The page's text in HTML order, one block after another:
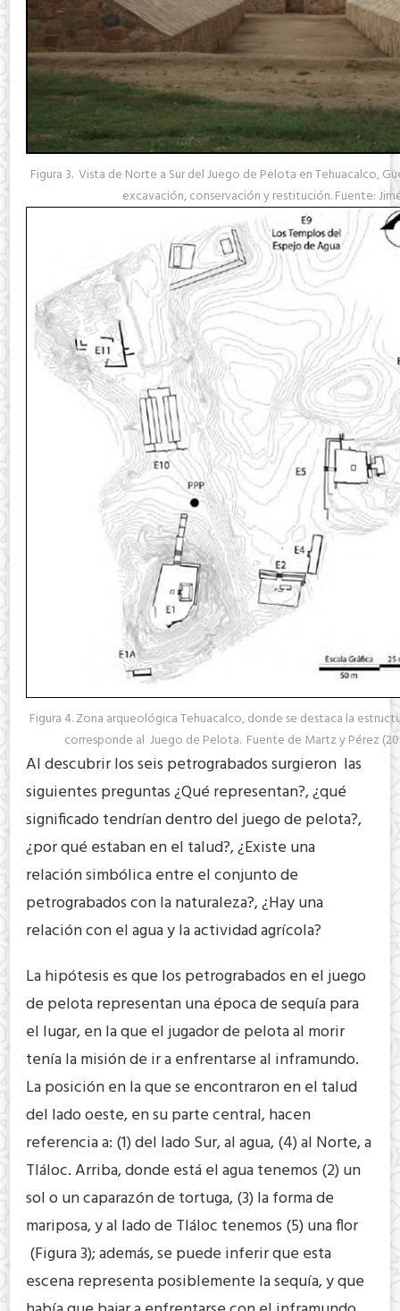
Figura 3. Vista de Norte a Sur del Juego de Pelota en Tehuacalco,
excavación, conservación y restitución. Fuente:
Figura 4. Zona arqueológica Tehuacalco, donde se destaca la
corresponde al Juego de Pelota. Fuente de Martz y Pérez
Al descubrir los seis petrograbados surgieron las
siguientes preguntas ¿Qué representan?, ¿qué
significado tendrían dentro del juego de pelota?,
¿por qué estaban en el talud?, ¿Existe una
relación simbólica entre el conjunto de
petrograbados con la naturaleza?, ¿Hay una
relación con el agua y la actividad agrícola?
La hipótesis es que los petrograbados en el juego
de pelota representan una época de sequía para
el lugar, en la que el jugador de pelota al morir
tenía la misión de ir a enfrentarse al inframundo.
La posición en la que se encontraron en el talud
del lado oeste, en su parte central, hacen
referencia a: (1) del lado Sur, al agua, (4) al Norte, a
Tláloc. Arriba, donde está el agua tenemos (2) un
sol o un caparazón de tortuga, (3) la forma de
mariposa, y al lado de Tláloc tenemos (5) una flor
(Figura 3); además, se puede inferir que esta
escena representa posiblemente la sequía, y que